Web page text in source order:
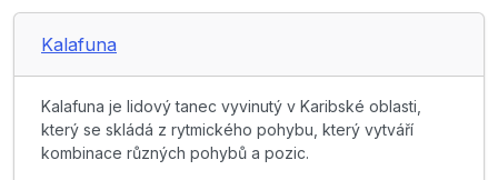
Kalafuna
Kalafuna je lidový tanec vyvinutý v Karibské oblasti,
který se skládá z rytmického pohybu, který vytváří
kombinace různých pohybů a pozic.